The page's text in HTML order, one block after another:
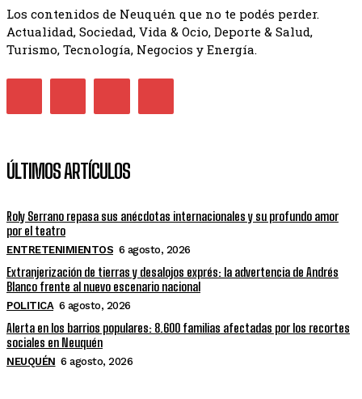
Los contenidos de Neuquén que no te podés perder.
Actualidad, Sociedad, Vida & Ocio, Deporte & Salud,
Turismo, Tecnología, Negocios y Energía.
ÚLTIMOS ARTÍCULOS
Roly Serrano repasa sus anécdotas internacionales y su profundo amor
por el teatro
ENTRETENIMIENTOS 6 agosto, 2026
Extranjerización de tierras y desalojos exprés: la advertencia de Andrés
Blanco frente al nuevo escenario nacional
POLITICA 6 agosto, 2026
Alerta en los barrios populares: 8.600 familias afectadas por los recortes
sociales en Neuquén
NEUQUÉN 6 agosto, 2026